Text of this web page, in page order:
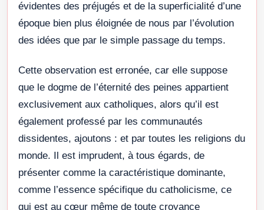
évidentes des préjugés et de la superficialité d’une
époque bien plus éloignée de nous par l’évolution
des idées que par le simple passage du temps.
Cette observation est erronée, car elle suppose
que le dogme de l’éternité des peines appartient
exclusivement aux catholiques, alors qu’il est
également professé par les communautés
dissidentes, ajoutons : et par toutes les religions du
monde. Il est imprudent, à tous égards, de
présenter comme la caractéristique dominante,
comme l’essence spécifique du catholicisme, ce
qui est au cœur même de toute croyance